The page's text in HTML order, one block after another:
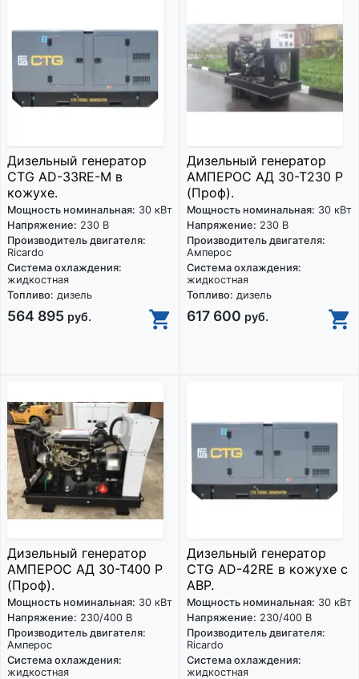
Дизельный генератор
CTG AD-33RE-M в
кожухе.
Мощность номинальная: 30 кВт
Напряжение: 230 В
Производитель двигателя:
Ricardo
Система охлаждения:
жидкостная
Топливо: дизель
564 895 руб.
Дизельный генератор
АМПЕРОС АД 30-Т230 P
(Проф).
Мощность номинальная: 30 кВт
Напряжение: 230 В
Производитель двигателя:
Амперос
Система охлаждения:
жидкостная
Топливо: дизель
617 600 руб.
Дизельный генератор
АМПЕРОС АД 30-Т400 Р
(Проф).
Мощность номинальная: 30 кВт
Напряжение: 230/400 В
Производитель двигателя:
Амперос
Система охлаждения:
жидкостная
Дизельный генератор
CTG AD-42RE в кожухе с
АВР.
Мощность номинальная: 30 кВт
Напряжение: 230/400 В
Производитель двигателя:
Ricardo
Система охлаждения:
жидкостная